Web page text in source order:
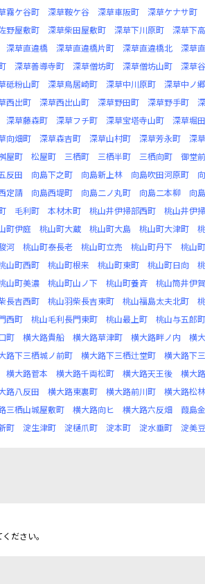
霧ケ谷町 深草鞍ケ谷 深草車阪町 深草ケナサ町
野屋敷町 深草柴田屋敷町 深草下川原町 深草下
深草直違橋 深草直違橋片町 深草直違橋北 深草
深草善導寺町 深草僧坊町 深草僧坊山町 深草
砥粉山町 深草鳥居崎町 深草中川原町 深草中ノ
西出町 深草西出山町 深草野田町 深草野手町
深草藤森町 深草フチ町 深草宝塔寺山町 深草堀
向畑町 深草森吉町 深草山村町 深草芳永町 深
屋町 松屋町 三栖町 三栖半町 三栖向町 御堂
反田 向島下之町 向島新上林 向島吹田河原町
定請 向島西堤町 向島二ノ丸町 向島二本柳 向
毛利町 本材木町 桃山井伊掃部西町 桃山井伊
町伊庭 桃山町大蔵 桃山町大島 桃山町大津町
河 桃山町泰長老 桃山町立売 桃山町丹下 桃山
山町西町 桃山町根来 桃山町東町 桃山町日向
山町美濃 桃山町山ノ下 桃山町養斉 桃山筒井伊
長吉西町 桃山羽柴長吉東町 桃山福島太夫北町
西町 桃山毛利長門東町 桃山最上町 桃山与五郎町
町 横大路貴船 横大路草津町 横大路畔ノ内 横
路下三栖城ノ前町 横大路下三栖辻堂町 横大路下
横大路菅本 横大路千両松町 横大路天王後 横大
路八反田 横大路東裏町 横大路前川町 横大路松林
三栖山城屋敷町 横大路向ヒ 横大路六反畑 葭島
町 淀生津町 淀樋爪町 淀本町 淀水垂町 淀美
ださい。